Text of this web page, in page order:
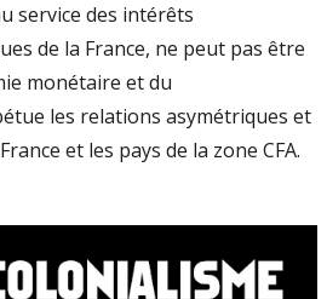
service des intérêts
de la France, ne peut pas être
monétaire et du
les relations asymétriques et
et les pays de la zone CFA.